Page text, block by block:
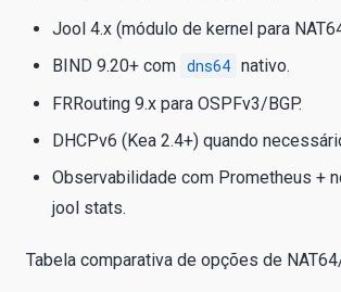
Jool 4.x (módulo de kernel para
BIND 9.20+ com dns64 nativo.
FRRouting 9.x para OSPFv3/BGP.
DHCPv6 (Kea 2.4+) quando
Observabilidade com Prometheus +
jool stats.
Tabela comparativa de opções de